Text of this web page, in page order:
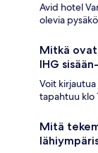
Avid hotel
olevia
Mitkä
IHG
Voit
tapahtuu klo
Mitä